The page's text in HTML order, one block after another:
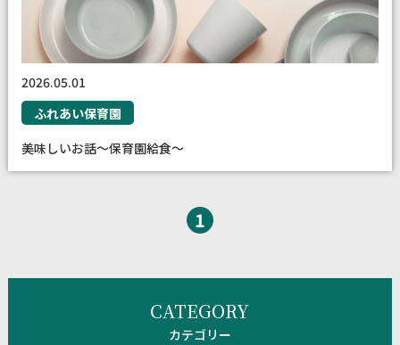
2026.05.01
ふれあい保育園
美味しいお話～保育園給食～
1
CATEGORY
カテゴリー